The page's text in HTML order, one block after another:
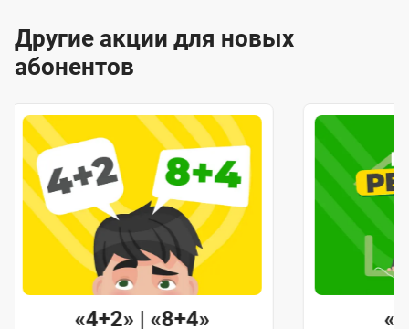
Другие акции для новых
абонентов
«4+2» | «8+4»